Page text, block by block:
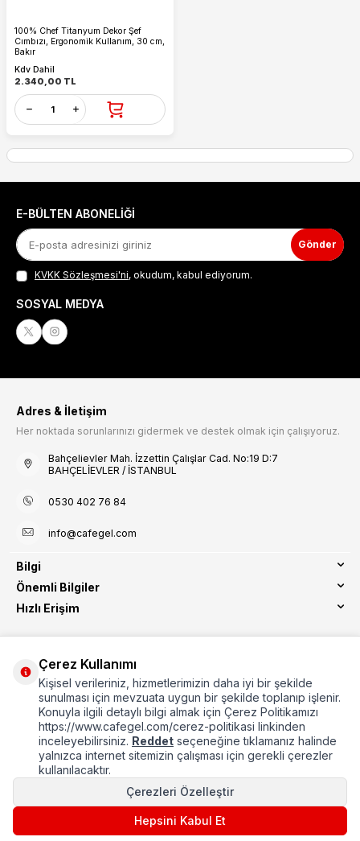
100% Chef Titanyum Dekor Şef
Cımbızı, Ergonomik Kullanım, 30 cm,
Bakır
Kdv Dahil
2.340,00 TL
E-BÜLTEN ABONELIĞI
Gönder
KVKK Sözleşmesi'ni, okudum, kabul ediyorum.
SOSYAL MEDYA
Adres & İletişim
Her noktada sorunlarınızı gidermek ve destek olmak için çalışıyoruz.
Bahçelievler Mah. İzzettin Çalışlar Cad. No:19 D:7
BAHÇELİEVLER / İSTANBUL
0530 402 76 84
info@cafegel.com
Bilgi
Önemli Bilgiler
Hızlı Erişim
Etbis Kayıtlıdır
©2024 cafegel, bütün hakları saklıdır.
Çerez Kullanımı
Kişisel verileriniz, hizmetlerimizin daha iyi bir şekilde
sunulması için mevzuata uygun bir şekilde toplanıp işlenir.
Konuyla ilgili detaylı bilgi almak için Çerez Politikamızı
https://www.cafegel.com/cerez-politikasi linkinden
inceleyebilirsiniz. Reddet seçeneğine tıklamanız halinde
yalnızca internet sitemizin çalışması için gerekli çerezler
kullanılacaktır.
Çerezleri Özelleştir
Hepsini Kabul Et